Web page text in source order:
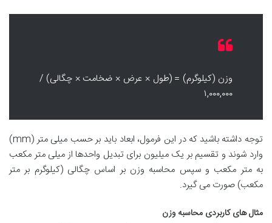
وزن (کیلوگرم) = (طول × عرض × ضخامت × چگالی) /
۱,۰۰۰,۰۰۰
توجه داشته باشید که در این فرمول، ابعاد باید بر حسب میلی متر (mm)
وارد شوند و تقسیم بر یک میلیون برای تبدیل واحدها از میلی متر مکعب
به متر مکعب و سپس محاسبه وزن بر اساس چگالی (کیلوگرم بر متر
مکعب) صورت می گیرد.
مثال های کاربردی محاسبه وزن